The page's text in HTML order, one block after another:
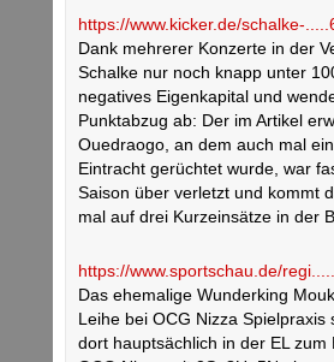
https://www.kicker.de/schalke-
Dank mehrerer Konzerte in der
Schalke nur noch knapp unter
negatives Eigenkapital und
Punktabzug ab: Der im Artikel
Ouedraogo, an dem auch mal
Eintracht gerüchtet wurde, war
Saison über verletzt und kommt
mal auf drei Kurzeinsätze in der
https://www.sportschau.de/
Das ehemalige Wunderking
Leihe bei OCG Nizza Spielpraxis
dort hauptsächlich in der EL zum